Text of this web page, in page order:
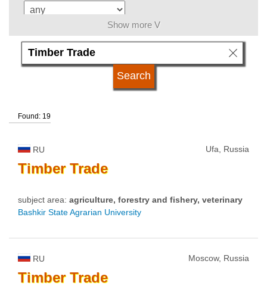
language
university status
Show more V
Found: 19
RU Ufa, Russia
Timber Trade
subject area: agriculture, forestry and fishery, veterinary
Bashkir State Agrarian University
RU Moscow, Russia
Timber Trade